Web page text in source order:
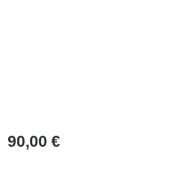
90,00 €